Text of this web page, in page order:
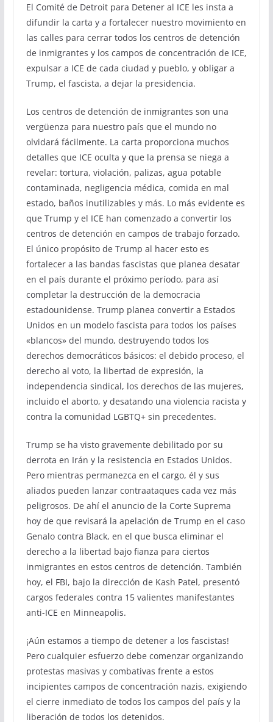
El Comité de Detroit para Detener al ICE les insta a
difundir la carta y a fortalecer nuestro movimiento en
las calles para cerrar todos los centros de detención
de inmigrantes y los campos de concentración de ICE,
expulsar a ICE de cada ciudad y pueblo, y obligar a
Trump, el fascista, a dejar la presidencia.
Los centros de detención de inmigrantes son una
vergüenza para nuestro país que el mundo no
olvidará fácilmente. La carta proporciona muchos
detalles que ICE oculta y que la prensa se niega a
revelar: tortura, violación, palizas, agua potable
contaminada, negligencia médica, comida en mal
estado, baños inutilizables y más. Lo más evidente es
que Trump y el ICE han comenzado a convertir los
centros de detención en campos de trabajo forzado.
El único propósito de Trump al hacer esto es
fortalecer a las bandas fascistas que planea desatar
en el país durante el próximo período, para así
completar la destrucción de la democracia
estadounidense. Trump planea convertir a Estados
Unidos en un modelo fascista para todos los países
«blancos» del mundo, destruyendo todos los
derechos democráticos básicos: el debido proceso, el
derecho al voto, la libertad de expresión, la
independencia sindical, los derechos de las mujeres,
incluido el aborto, y desatando una violencia racista y
contra la comunidad LGBTQ+ sin precedentes.
Trump se ha visto gravemente debilitado por su
derrota en Irán y la resistencia en Estados Unidos.
Pero mientras permanezca en el cargo, él y sus
aliados pueden lanzar contraataques cada vez más
peligrosos. De ahí el anuncio de la Corte Suprema
hoy de que revisará la apelación de Trump en el caso
Genalo contra Black, en el que busca eliminar el
derecho a la libertad bajo fianza para ciertos
inmigrantes en estos centros de detención. También
hoy, el FBI, bajo la dirección de Kash Patel, presentó
cargos federales contra 15 valientes manifestantes
anti-ICE en Minneapolis.
¡Aún estamos a tiempo de detener a los fascistas!
Pero cualquier esfuerzo debe comenzar organizando
protestas masivas y combativas frente a estos
incipientes campos de concentración nazis, exigiendo
el cierre inmediato de todos los campos del país y la
liberación de todos los detenidos.